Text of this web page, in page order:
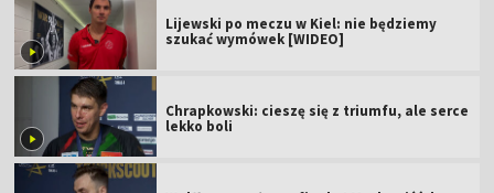
Lijewski po meczu w Kiel: nie będziemy
szukać wymówek [WIDEO]
Chrapkowski: cieszę się z triumfu, ale serce
lekko boli